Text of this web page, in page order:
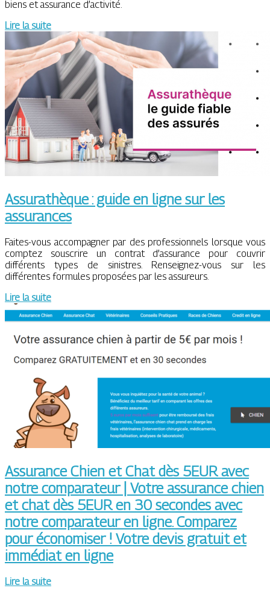
biens et assurance d’activité.
Lire la suite
Assurathèque : guide en ligne sur les
assurances
Faites-vous accompagner par des professionnels lorsque vous
comptez souscrire un contrat d’assurance pour couvrir
différents types de sinistres. Renseignez-vous sur les
différentes formules proposées par les assureurs.
Lire la suite
Assurance Chien et Chat dès 5EUR avec
notre comparateur | Votre assurance chien
et chat dès 5EUR en 30 secondes avec
notre comparateur en ligne. Comparez
pour économiser ! Votre devis gratuit et
immédiat en ligne
Lire la suite